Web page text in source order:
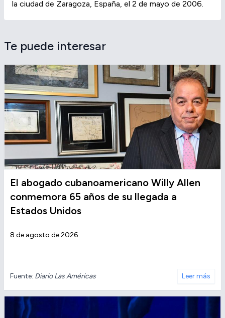
la ciudad de Zaragoza, España, el 2 de mayo de 2006.
Te puede interesar
El abogado cubanoamericano Willy Allen
conmemora 65 años de su llegada a
Estados Unidos
8 de agosto de 2026
Fuente: Diario Las Américas Leer más